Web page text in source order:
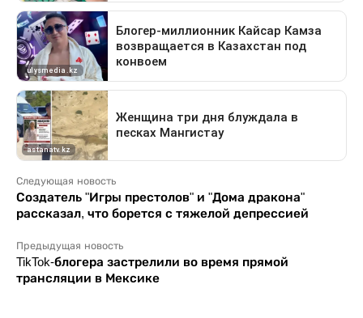
Следующая новость
Создатель "Игры престолов" и "Дома дракона"
рассказал, что борется с тяжелой депрессией
Предыдущая новость
TikTok-блогера застрелили во время прямой
трансляции в Мексике